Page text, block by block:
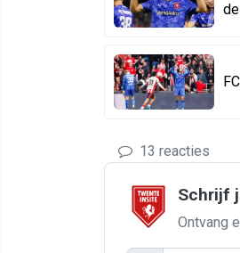
13 reacties
Schrijf
Ontvang